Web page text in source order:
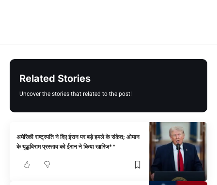
Related Stories
Uncover the stories that related to the post!
अमेरिकी राष्ट्रपति ने दिए ईरान पर बड़े हमले के संकेत; ओमान
के युद्धविराम प्रस्ताव को ईरान ने किया खारिज**